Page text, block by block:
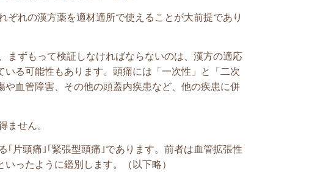
ぞれの漢方薬を適材適所で使えることが大前提であり
まずもって検証しなければならないのは 、漢方の適応
る可能性もあります。頭痛には「一次性」と「二次
血管障害、その他の頭蓋内疾患など、他の疾患に併
ません。
片頭痛｣｢緊張型頭痛｣であります。前者は血管拡張性
ったように鑑別します。（以下略）